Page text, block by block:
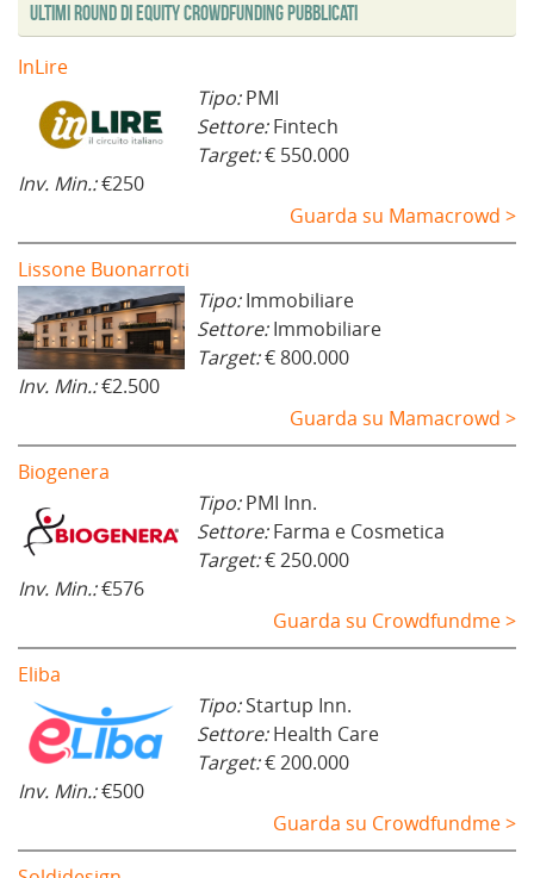
Ultimi Round di Equity Crowdfunding Pubblicati
InLire
Tipo:PMI
Settore:Fintech
Target:€ 550.000
Inv. Min.:€250
Guarda su Mamacrowd >
Lissone Buonarroti
Tipo:Immobiliare
Settore:Immobiliare
Target:€ 800.000
Inv. Min.:€2.500
Guarda su Mamacrowd >
Biogenera
Tipo:PMI Inn.
Settore:Farma e Cosmetica
Target:€ 250.000
Inv. Min.:€576
Guarda su Crowdfundme >
Eliba
Tipo:Startup Inn.
Settore:Health Care
Target:€ 200.000
Inv. Min.:€500
Guarda su Crowdfundme >